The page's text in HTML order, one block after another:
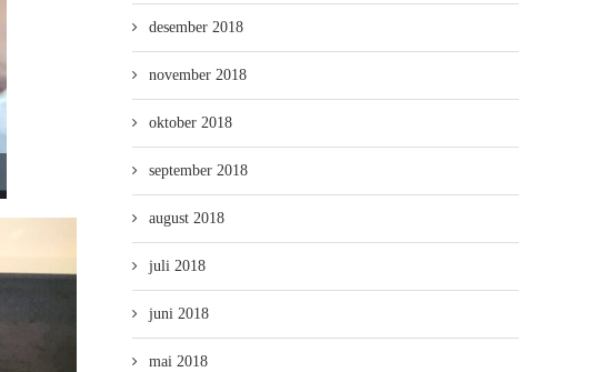
desember 2018
november 2018
oktober 2018
september 2018
august 2018
juli 2018
juni 2018
mai 2018